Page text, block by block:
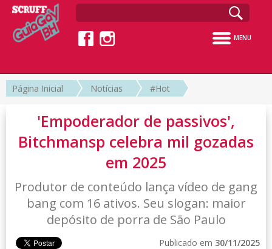
MENU
Página Inicial Notícias #Hot
'Empoderador de passivos',
Bitchmansp celebra mil gozadas
em 2025
Produtor de conteúdo lança vídeo de gang
bang com 16 ativos. Seu slogan: maior
depósito de porra de São Paulo
Publicado em 30/11/2025